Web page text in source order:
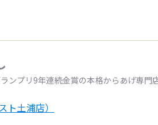
ンプリ9年連続金賞の本格からあげ専門
ト土浦店）